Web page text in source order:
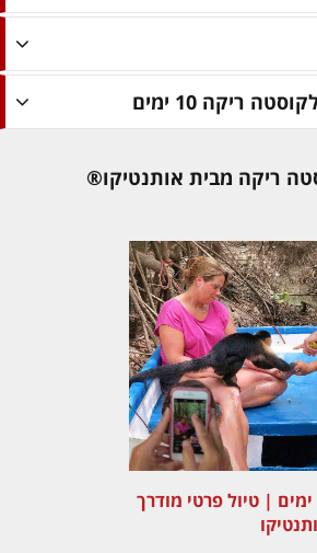
ריקה 10 ימים
ריקה מבית אותנטיקו®
טיול לקוסטה ריקה 12 ימים | טיול פרטי מודרך